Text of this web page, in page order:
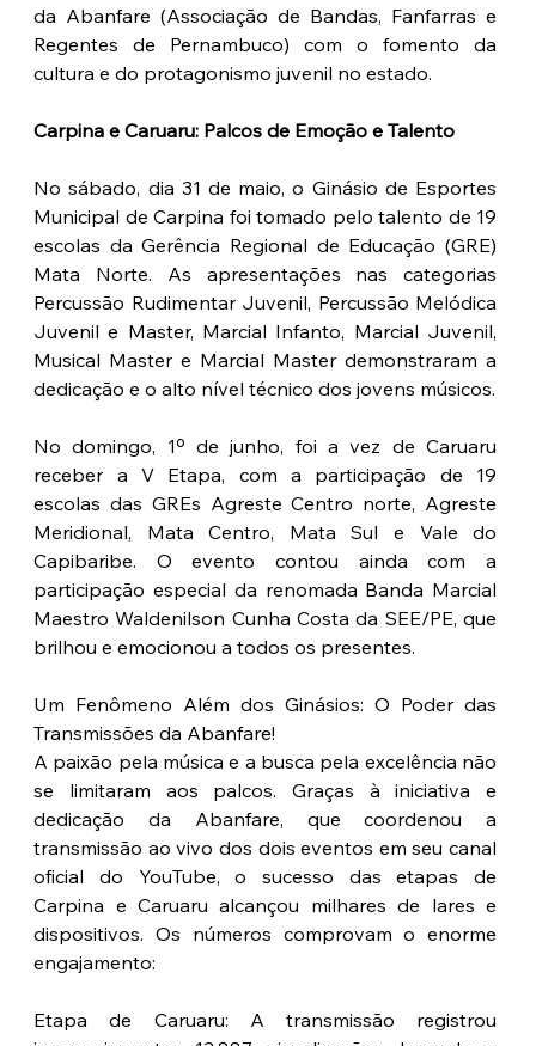
da Abanfare (Associação de Bandas, Fanfarras e
Regentes de Pernambuco) com o fomento da
cultura e do protagonismo juvenil no estado.
Carpina e Caruaru: Palcos de Emoção e Talento
No sábado, dia 31 de maio, o Ginásio de Esportes
Municipal de Carpina foi tomado pelo talento de 19
escolas da Gerência Regional de Educação (GRE)
Mata Norte. As apresentações nas categorias
Percussão Rudimentar Juvenil, Percussão Melódica
Juvenil e Master, Marcial Infanto, Marcial Juvenil,
Musical Master e Marcial Master demonstraram a
dedicação e o alto nível técnico dos jovens músicos.
No domingo, 1º de junho, foi a vez de Caruaru
receber a V Etapa, com a participação de 19
escolas das GREs Agreste Centro norte, Agreste
Meridional, Mata Centro, Mata Sul e Vale do
Capibaribe. O evento contou ainda com a
participação especial da renomada Banda Marcial
Maestro Waldenilson Cunha Costa da SEE/PE, que
brilhou e emocionou a todos os presentes.
Um Fenômeno Além dos Ginásios: O Poder das
Transmissões da Abanfare!
A paixão pela música e a busca pela excelência não
se limitaram aos palcos. Graças à iniciativa e
dedicação da Abanfare, que coordenou a
transmissão ao vivo dos dois eventos em seu canal
oficial do YouTube, o sucesso das etapas de
Carpina e Caruaru alcançou milhares de lares e
dispositivos. Os números comprovam o enorme
engajamento:
Etapa de Caruaru: A transmissão registrou